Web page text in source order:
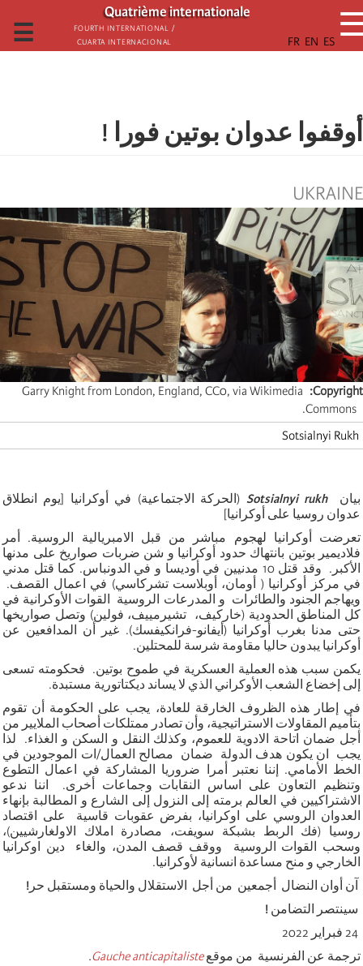
تجاوز
إلى
المحتوى
Quatrième internationale
Fourth International /
Cuarta Internacional
☰
أوقفوا عدوان بوتين فورا !
UKRAINE
Copyright
Garry Knight from London, England, CC0, via Wikimedia
Commons.
Sotsialnyi Rukh
بيانSotsialnyi rukh (الحركة الاجتماعية) في أوكرانيا [يوم انطلاق
عدوان روسيا على أوكرانيا]
تعرضت أوكرانيا لهجوم مباشر من قبل الامبريالية الروسية. أمر
فلاديمير بوتين بانتهاك حدود أوكرانيا و شن ضربات صواريخ على مدنها
الأكبر. وقد قتل 10 مدنيين في أوديسا و في الدونباس. كما قتل مدني
في مركز أوكرانيا ( أومان، أوبلاست تشركاسي) في اعمال القصف.
ويهاجم الجنود والطائرات و المدرعات الروسية القوات الأوكرانية في
كل المناطق الحدودية (خاركيف، تشيرمييف، فولين) وتصل صواريخها
حتى مدنا بغرب أوكرانيا (أيفانو-فرانكيفسك). غير أن المدافعين عن
أوكرانيا يبدون حاليا مقاومة شرسة للمحتلين.
يكمن سبب هذه العملية العسكرية في طموح بوتين. فحكومته تسعى
إلى إخضاع الشعب الأوكراني الذي لا يساند ديكتاتورية مستبدة.
في إطار هذه الظروف الخارقة للعادة، يجب على الحكومة أن تقوم
بتأميم المقاولات الاستراتيجية، وأن تصادر ممتلكات أصحاب الملايير من
أجل ضمان اتاحة الادوية للعموم، وكذلك النقل و السكن و الغذاء. لذا
يجب ان يكون هدف الدولة ضمان مصالح العمال/ات الموجودين في
الخط الأمامي. إننا نعتبر أمرا ضروريا المشاركة في اعمال التطوع
وتنظيم التعاون على اساس النقابات وجماعات أخرى. اننا ندعو
الاشتراكيين في العالم برمته إلى النزول إلى الشارع و المطالبة بإنهاء
العدوان الروسي على اوكرانيا، بفرض عقوبات قاسية على اقتصاد
روسيا (فك الربط بشبكة سويفت، مصادرة املاك الاولغارشيين)،
وسحب القوات الروسية ووقف قصف المدن، والغاء دين اوكرانيا
الخارجي و منح مساعدة انسانية لأوكرانيا.
آن أوان النضال أجمعين من أجل الاستقلال والحياة ومستقبل حر !
سينتصر التضامن !
ترجمة عن الفرنسية من موقعGauche anticapitaliste
.